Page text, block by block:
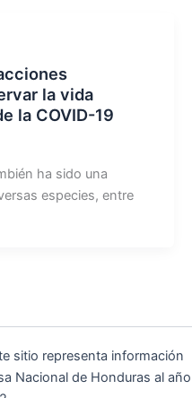
la vida
la COVID-19
ha sido una
especies, entre
sitio representa información
Nacional de Honduras al año